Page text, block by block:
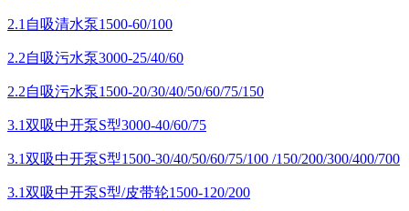
2.1自吸清水泵1500-60/100
2.2自吸污水泵3000-25/40/60
2.2自吸污水泵1500-20/30/40/50/60/75/150
3.1双吸中开泵S型3000-40/60/75
3.1双吸中开泵S型1500-30/40/50/60/75/100 /150/200/300/400/700
3.1双吸中开泵S型/皮带轮1500-120/200